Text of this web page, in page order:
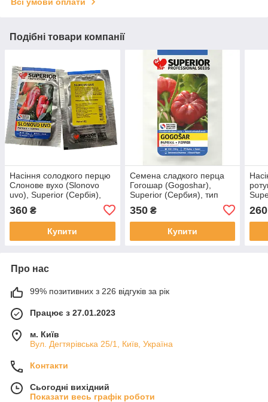
Всі умови оплати
Подібні товари компанії
Насіння солодкого перцю
Слонове вухо (Slonovo
uvo), Superior (Сербія),
м’ясистий 10 г
360 ₴
Купити
Семена сладкого перца
Гогошар (Gogoshar),
Superior (Сербия), тип
толстостенный, мясистый
10г
350₴
Купити
260
Про нас
99% позитивних з 226 відгуків за рік
Працює з 27.01.2023
м. Київ
Вул. Дегтярівська 25/1, Київ, Україна
Контакти
Сьогодні вихідний
Показати весь графік роботи